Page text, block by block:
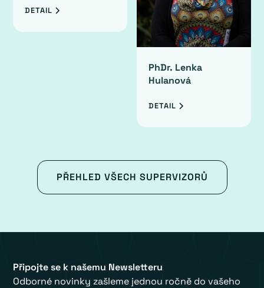
DETAIL
PhDr. Lenka
Hulanová
DETAIL
PŘEHLED VŠECH SUPERVIZORŮ
Připojte se k našemu Newsletteru
Odborné novinky zašleme jednou ročně do vašeho